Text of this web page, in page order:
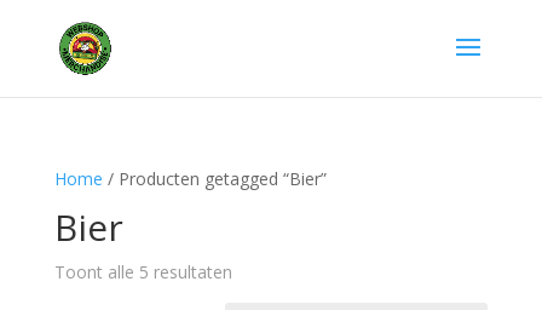
Home / Producten getagged “Bier”
Bier
Toont alle 5 resultaten